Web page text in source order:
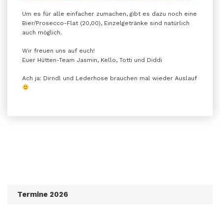
Um es für alle einfacher zumachen, gibt es dazu noch eine
Bier/Prosecco-Flat (20,00), Einzelgetränke sind natürlich
auch möglich.
Wir freuen uns auf euch!
Euer Hütten-Team Jasmin, Kello, Totti und Diddi
Ach ja: Dirndl und Lederhose brauchen mal wieder Auslauf
Termine 2026